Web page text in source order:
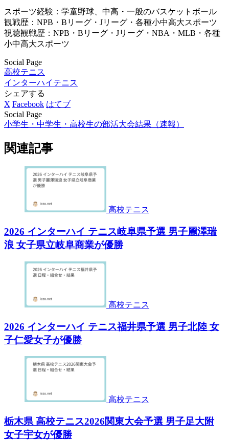
スポーツ経験：学童野球、中高・一般のバスケットボール
観戦歴：NPB・Bリーグ・Jリーグ・各種小中高大スポーツ
視聴観戦歴：NPB・Bリーグ・Jリーグ・NBA・MLB・各種
小中高大スポーツ
Social Page
高校テニス
インターハイテニス
シェアする
X Facebook はてブ
Social Page
小学生・中学生・高校生の部活大会結果（速報）
関連記事
高校テニス
2026 インターハイ テニス岐阜県予選 男子麗澤瑞
浪 女子県立岐阜商業が優勝
高校テニス
2026 インターハイ テニス福井県予選 男子北陸 女
子仁愛女子が優勝
高校テニス
栃木県 高校テニス2026関東大会予選 男子足大附
女子宇女が優勝